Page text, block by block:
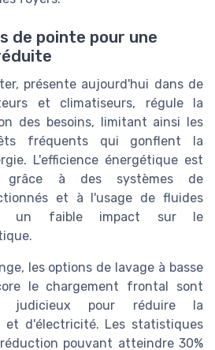
de pointe pour une
présente aujourd'hui dans de
et climatiseurs, régule la
des besoins, limitant ainsi les
fréquents qui gonflent la
L'efficience énergétique est
grâce à des systèmes de
et à l'usage de fluides
un faible impact sur le
les options de lavage à basse
le chargement frontal sont
judicieux pour réduire la
et d'électricité. Les statistiques
pouvant atteindre 30%